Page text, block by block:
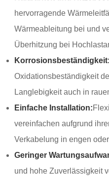
hervorragende
Wärmeableitung bei und
Überhitzung bei
Korrosionsbeständigkeit:
Oxidationsbeständigkeit
Langlebigkeit auch in
Einfache Installation:
vereinfachen aufgrund
Verkabelung in engen
Geringer
und hohe Zuverlässigkeit